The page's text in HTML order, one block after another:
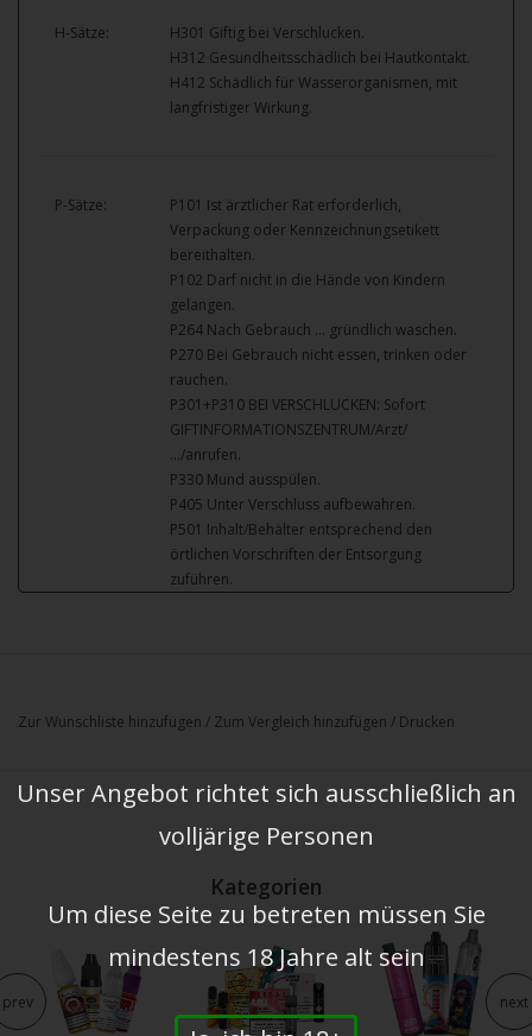
H-Sätze:
H301 Giftig bei Verschlucken.
H312 Gesundheitsschädlich bei Hautkontakt.
H412 Schädlich für Wasserorganismen, mit
langfristiger Wirkung.
P-Sätze:
P101 Ist ärztlicher Rat erforderlich,
Verpackung oder Kennzeichnungsetikett
bereithalten.
P102 Darf nicht in die Hände von Kindern
gelangen.
P264 Nach Gebrauch … gründlich waschen.
P270 Bei Gebrauch nicht essen, trinken oder
rauchen.
P301+P310 BEI VERSCHLUCKEN: Sofort
GIFTINFORMATIONSZENTRUM/Arzt/
…/anrufen.
P330 Mund ausspülen.
P405 Unter Verschluss aufbewahren.
P501 Inhalt/Behälter entsprechend den
örtlichen Vorschriften der Entsorgung
zuführen.
Zur Wunschliste hinzufügen / Zum Vergleich hinzufügen / Drucken
Kategorien
prev next
Unser Angebot richtet sich ausschließlich an
volljärige Personen
Um diese Seite zu betreten müssen Sie
mindestens 18 Jahre alt sein